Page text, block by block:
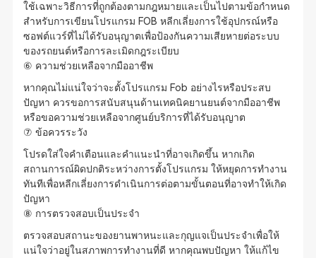
ใช้เฉพาะวิธีการที่ถูกต้องตามกฎหมายและเป็นไปตามข้อกำหนด
สำหรับการเขียนโปรแกรม FOB หลีกเลี่ยงการใช้อุปกรณ์หรือ
ซอฟต์แวร์ที่ไม่ได้รับอนุญาตเพื่อป้องกันความเสียหายต่อระบบ
ของรถยนต์หรือการละเมิดกฎระเบียบ
⑥ ความช่วยเหลือจากมืออาชีพ
หากคุณไม่แน่ใจว่าจะตั้งโปรแกรม Fob อย่างไรหรือประสบ
ปัญหา ควรขอการสนับสนุนด้านเทคนิคยานยนต์จากมืออาชีพ
หรือขอความช่วยเหลือจากศูนย์บริการที่ได้รับอนุญาต
⑦ ข้อควรระวัง
โปรดใส่ใจคำเตือนและคำแนะนำที่อาจเกิดขึ้น หากเกิด
สถานการณ์ผิดปกติระหว่างการตั้งโปรแกรม ให้หยุดการทำงาน
ทันทีเพื่อหลีกเลี่ยงการดำเนินการต่อตามขั้นตอนที่อาจทำให้เกิด
ปัญหา
⑧ การตรวจสอบเป็นประจำ
ตรวจสอบสถานะของยานพาหนะและกุญแจเป็นประจำเพื่อให้
แน่ใจว่าอยู่ในสภาพการทำงานที่ดี หากคุณพบปัญหา ให้แก้ไข